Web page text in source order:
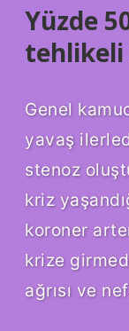
Yüzde
tehlikeli
Genel
yavaş
stenoz
kriz
koroner
krize
ağrısı ve